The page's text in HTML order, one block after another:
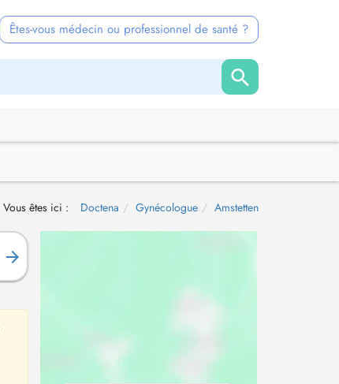
Êtes-vous médecin ou professionnel de santé ?
Vous êtes ici : Doctena Gynécologue Amstetten